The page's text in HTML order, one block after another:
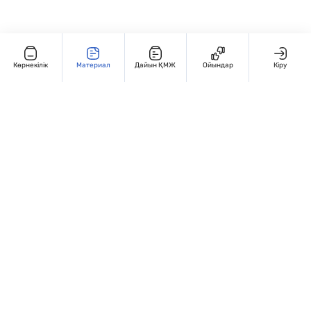
Көрнекілік Материал Дайын ҚМЖ Ойындар Кіру